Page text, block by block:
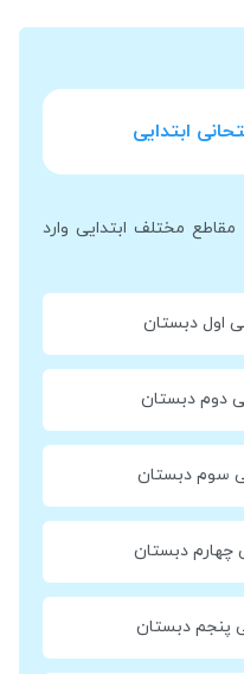
ابتدایی
مقاطع مختلف ابتدایی وارد
اول دبستان
دوم دبستان
سوم دبستان
چهارم دبستان
پنجم دبستان